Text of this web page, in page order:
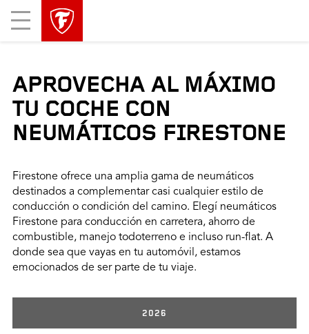
Mobile
Menu
APROVECHA AL MÁXIMO
TU COCHE CON
NEUMÁTICOS FIRESTONE
Firestone ofrece una amplia gama de neumáticos
destinados a complementar casi cualquier estilo de
conducción o condición del camino. Elegí neumáticos
Firestone para conducción en carretera, ahorro de
combustible, manejo todoterreno e incluso run-flat. A
donde sea que vayas en tu automóvil, estamos
emocionados de ser parte de tu viaje.
2026